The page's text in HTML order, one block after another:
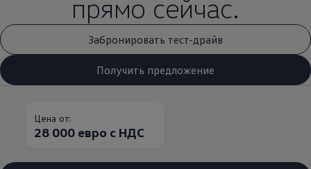
прямо сейчас.
Забронировать тест-драйв
Получить предложение
Цена от:
28 000 евро с НДС